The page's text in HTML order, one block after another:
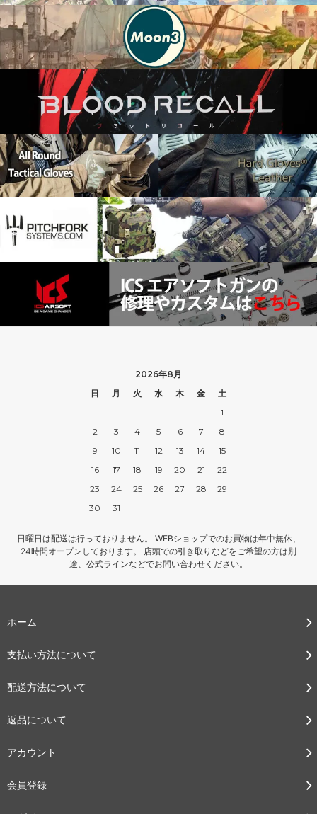
2026年8月
日
月 火 水 木 金
土
1
2
3 4 5 6 7
8
9
10 11 12 13 14
15
16
17 18 19 20 21
22
23
24 25 26 27 28
29
30
31
日曜日は配送は行っておりません。 WEBショップでのお買物は年中無休、
24時間オープンしております。 店頭での引き取りなどをご希望の方は別
途、公式ラインなどでお問い合わせください。
ホーム
支払い方法について
配送方法について
返品について
アカウント
会員登録